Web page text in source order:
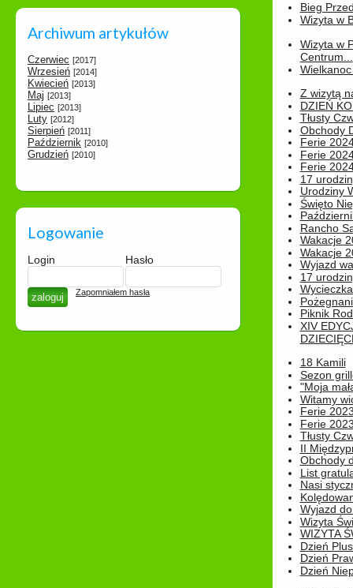
Archiwum artykułów
Czerwiec [2017]
Wrzesień [2014]
Kwiecień [2013]
Maj [2013]
Lipiec [2013]
Luty [2012]
Sierpień [2011]
Październik [2010]
Grudzień [2010]
Logowanie
Login Hasło
Zapomniałem hasła
Bieg
Wizyta w
Wizyta w
Centrum...
Z wizytą
DZIEŃ
Tłusty
Obchody
Ferie
Ferie
Ferie
17
Urodziny
Święto
Rancho
Wakacje
Wakacje
Wyjazd
17
Piknik
XIV
18 Kamili
Sezon
"Moja
Witamy
Ferie
Ferie
Tłusty
II
Obchody
List
Nasi
Wyjazd
Wizyta
WIZYTA
Dzień
Dzień
Dzień